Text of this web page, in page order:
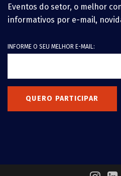
Eventos do setor, o melhor
informativos por e-mail,
INFORME O SEU MELHOR E-MAIL:
QUERO PARTICIPAR